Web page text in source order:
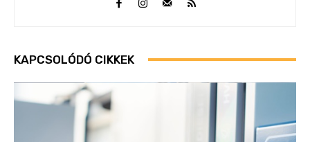
KAPCSOLÓDÓ CIKKEK